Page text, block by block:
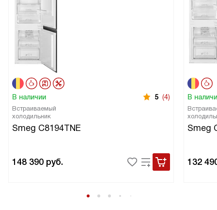
В наличии 5 (4)
Встраиваемый
холодильник
Smeg C8194TNE
148 390 руб.
В
Smeg
132